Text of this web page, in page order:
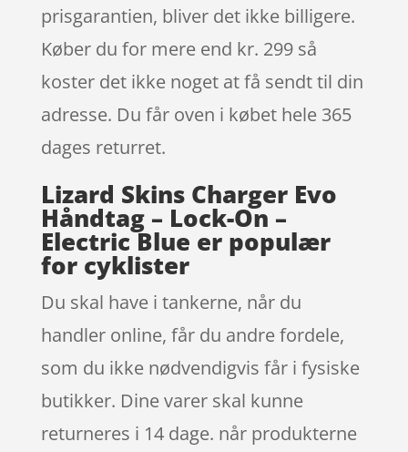
prisgarantien, bliver det ikke billigere.
Køber du for mere end kr. 299 så
koster det ikke noget at få sendt til din
adresse. Du får oven i købet hele 365
dages returret.
Lizard Skins Charger Evo
Håndtag – Lock-On –
Electric Blue er populær
for cyklister
Du skal have i tankerne, når du
handler online, får du andre fordele,
som du ikke nødvendigvis får i fysiske
butikker. Dine varer skal kunne
returneres i 14 dage. når produkterne